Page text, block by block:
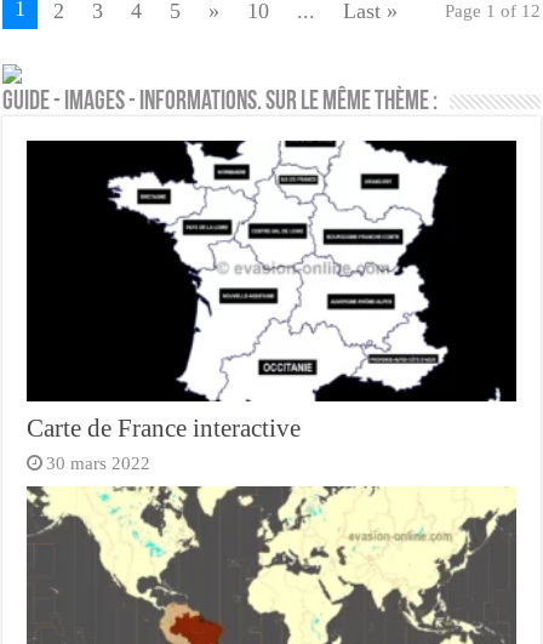
Page 1 of 12
1 2 3 4 5 » 10 ... Last »
Guide - Images - Informations. Sur le même thème :
Carte de France interactive
30 mars 2022